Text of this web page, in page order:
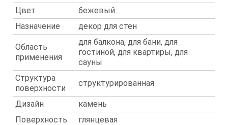
Цвет
бежевый
Назначение
декор для стен
Область
применения
для балкона, для бани, для
гостиной, для квартиры, для
сауны
Структура
поверхности
структурированная
Дизайн
камень
Поверхность
глянцевая